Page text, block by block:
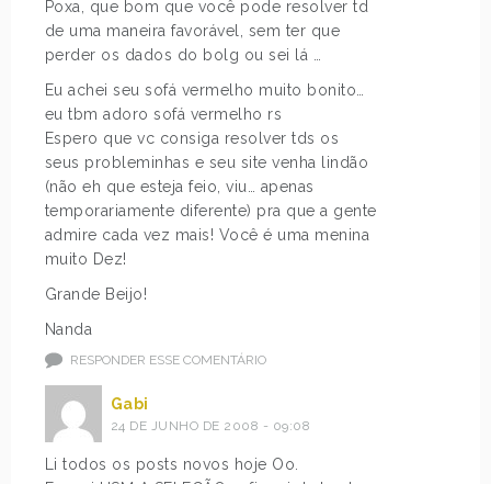
Poxa, que bom que você pode resolver td
de uma maneira favorável, sem ter que
perder os dados do bolg ou sei lá …
Eu achei seu sofá vermelho muito bonito…
eu tbm adoro sofá vermelho rs
Espero que vc consiga resolver tds os
seus probleminhas e seu site venha lindão
(não eh que esteja feio, viu… apenas
temporariamente diferente) pra que a gente
admire cada vez mais! Você é uma menina
muito Dez!
Grande Beijo!
Nanda
RESPONDER ESSE COMENTÁRIO
Gabi
24 DE JUNHO DE 2008 - 09:08
Li todos os posts novos hoje Oo.